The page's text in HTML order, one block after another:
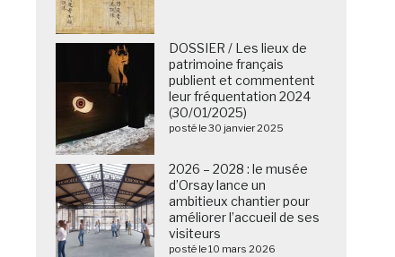
DOSSIER / Les lieux de
patrimoine français
publient et commentent
leur fréquentation 2024
(30/01/2025)
posté le 30 janvier 2025
2026 – 2028 : le musée
d’Orsay lance un
ambitieux chantier pour
améliorer l’accueil de ses
visiteurs
posté le 10 mars 2026